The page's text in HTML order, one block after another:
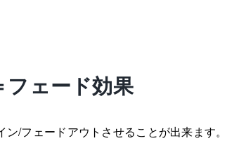
フェード効果
/フェードアウトさせることが出来ます。